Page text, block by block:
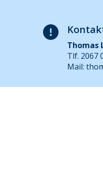
Thomas
Tlf. 2067
Mail: